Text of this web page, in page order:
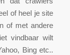
of heel je site
of met andere
vindbaar wilt
Bing etc..